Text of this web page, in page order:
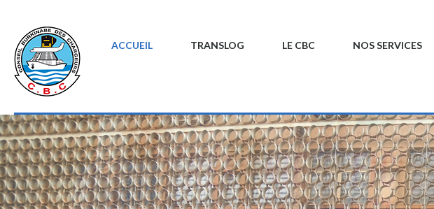
ACCUEIL TRANSLOG LE CBC NOS SERVICES
DEUXIEME JOURNEE